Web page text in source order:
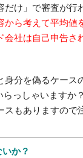
だけ」で審査が行
から考えて平均値
会社は自己申告さ
身分を偽るケース
っしゃいますか
もありますので
か？